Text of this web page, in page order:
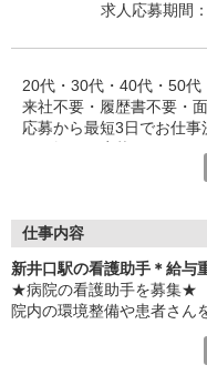
求人応募期間
20代・30代・40代・50代
来社不要・履歴書不要・
応募から最短3日でお仕事
仕事内容
新井口駅の看護助手＊給
★病院の看護助手を募集★
院内の環境整備や患者さん